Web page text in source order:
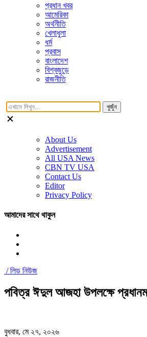
প্রধান খবর
আমেরিকা
অর্থনীতি
খেলাধুলা
ধর্ম
প্রবাস
বাংলাদেশ
বিশ্বজুড়ে
রাজনীতি
খুজুঁন
About Us
Advertisement
All USA News
CBN TV USA
Contact Us
Editor
Privacy Policy
আমাদের সাথে থাকুন
/লিড নিউজ
পবিত্র ঈদুল আজহা উপলক্ষে
বুধবার, মে ২৭, ২০২৬